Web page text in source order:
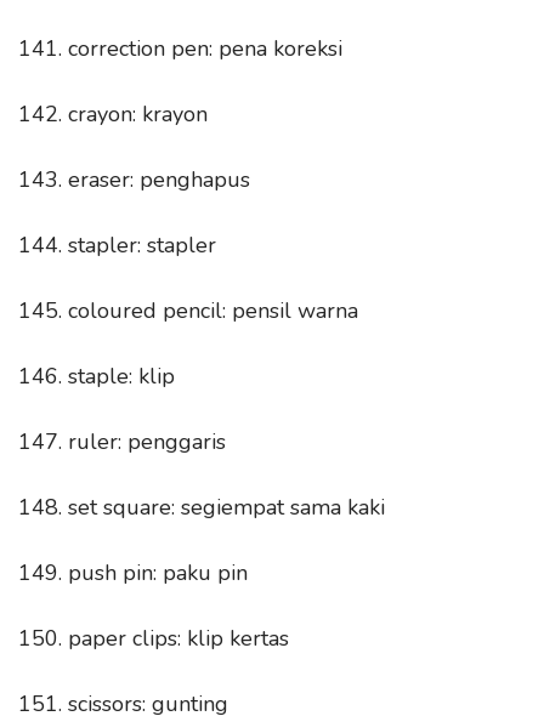
141. correction pen: pena koreksi
142. crayon: krayon
143. eraser: penghapus
144. stapler: stapler
145. coloured pencil: pensil warna
146. staple: klip
147. ruler: penggaris
148. set square: segiempat sama kaki
149. push pin: paku pin
150. paper clips: klip kertas
151. scissors: gunting